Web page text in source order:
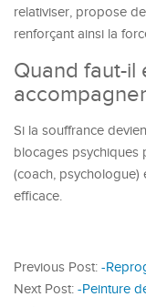
relativiser, propose
renforçant ainsi la
Quand faut-il
Si la souffrance
blocages psychiques
(coach,
efficace.
Previous Post: -
Next Post: -Peinture